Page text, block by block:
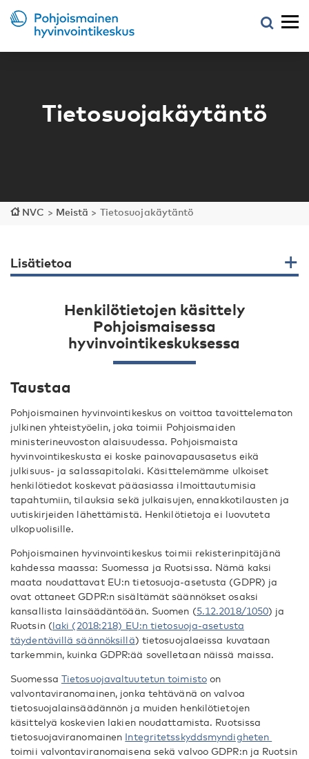
Tietosuojakäytäntö
NVC > Meistä > Tietosuojakäytäntö
Lisätietoa
Henkilötietojen käsittely
Pohjoismaisessa
hyvinvointikeskuksessa
Taustaa
Pohjoismainen hyvinvointikeskus on voittoa tavoittelematon
julkinen yhteistyöelin, joka toimii Pohjoismaiden
ministerineuvoston alaisuudessa. Pohjoismaista
hyvinvointikeskusta ei koske painovapausasetus eikä
julkisuus- ja salassapitolaki. Käsittelemämme ulkoiset
henkilötiedot koskevat pääasiassa ilmoittautumisia
tapahtumiin, tilauksia sekä julkaisujen, ennakkotilausten ja
uutiskirjeiden lähettämistä. Henkilötietoja ei luovuteta
ulkopuolisille.
Pohjoismainen hyvinvointikeskus toimii rekisterinpitäjänä
kahdessa maassa: Suomessa ja Ruotsissa. Nämä kaksi
maata noudattavat EU:n tietosuoja-asetusta (GDPR) ja
ovat ottaneet GDPR:n sisältämät säännökset osaksi
kansallista lainsäädäntöään. Suomen (5.12.2018/1050) ja
Ruotsin (laki (2018:218) EU:n tietosuoja-asetusta
täydentävillä säännöksillä) tietosuojalaeissa kuvataan
tarkemmin, kuinka GDPR:ää sovelletaan näissä maissa.
Suomessa Tietosuojavaltuutetun toimistoon
valvontaviranomainen, jonka tehtävänä on valvoa
tietosuojalainsäädännön ja muiden henkilötietojen
käsittelyä koskevien lakien noudattamista. Ruotsissa
tietosuojaviranomainen Integritetsskyddsmyndigheten
toimii valvontaviranomaisena sekä valvoo GDPR:n ja Ruotsin